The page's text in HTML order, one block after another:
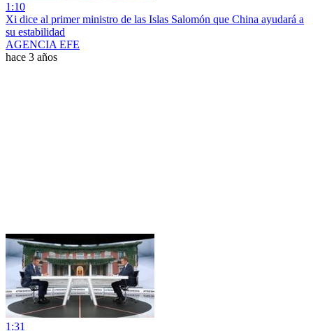
1:10
Xi dice al primer ministro de las Islas Salomón que China ayudará a
su estabilidad
AGENCIA EFE
hace 3 años
1:31